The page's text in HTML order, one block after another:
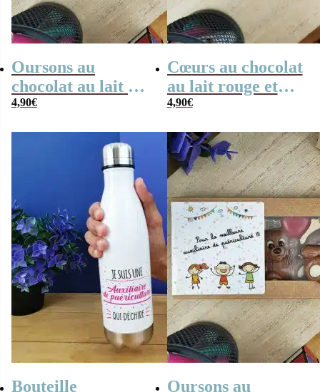
Oursons au
chocolat au lait x3
“je suis une
puériculture qui
4,90€
Cœurs au chocolat
au lait rouge et
blanc x4 “je suis
puériculture qui
déchire”
4,90€
Bouteille
Oursons au